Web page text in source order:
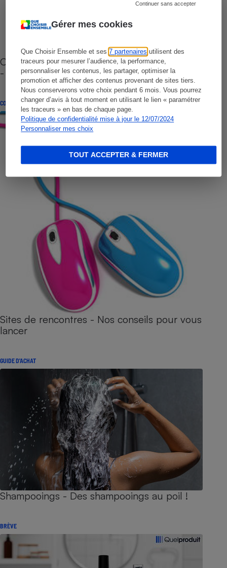
Gérer mes cookies
Que Choisir Ensemble et ses7 partenaires utilisent des
traceurs pour mesurer l’audience, la performance,
personnaliser les contenus, les partager, optimiser la
promotion et afficher des contenus provenant de sites tiers.
Nous conserverons votre choix pendant 6 mois. Vous pourrez
changer d’avis à tout moment en utilisant le lien « paramétrer
les traceurs » en bas de chaque page.
Politique de confidentialité mise à jour le 12/07/2024
Personnaliser mes choix
Continuer sans accepter
TOUT ACCEPTER & FERMER
Cafetière à capsules zéro déchet CoffeeB (vidéo)
- Premières impressions
CONSEILS
Sites de rencontres - Nos conseils pour vous
lancer
GUIDE D'ACHAT
Shampooings - Des shampooings au poil !
BRÈVE